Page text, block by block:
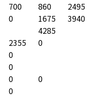
700 860 2495
0 1675 3940
4285
2355
0
0
0
0
0
0